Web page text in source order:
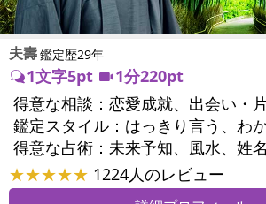
夫壽鑑定歴29年
1文字5pt
1分220pt
得意な相談：
鑑定スタイル：
得意な占術：
★★★★★ 1224人のレビュー